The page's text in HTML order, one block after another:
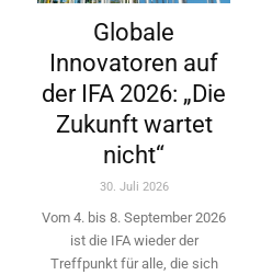
Globale
Innovatoren auf
der IFA 2026: „Die
Zukunft wartet
nicht“
30. Juli 2026
Vom 4. bis 8. September 2026
ist die IFA wieder der
Treffpunkt für alle, die sich